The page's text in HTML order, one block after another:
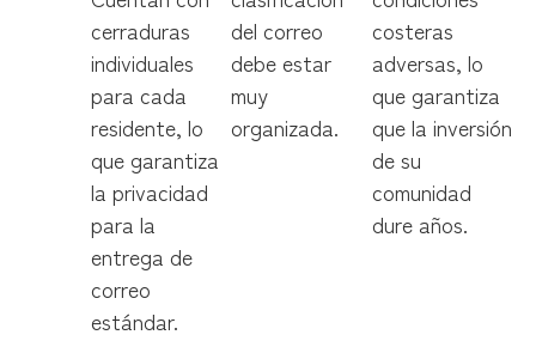
cerraduras
individuales
para cada
residente, lo
que garantiza
la privacidad
para la
entrega de
correo
estándar.
del correo
debe estar
muy
organizada.
costeras
adversas, lo
que garantiza
que la inversión
de su
comunidad
dure años.